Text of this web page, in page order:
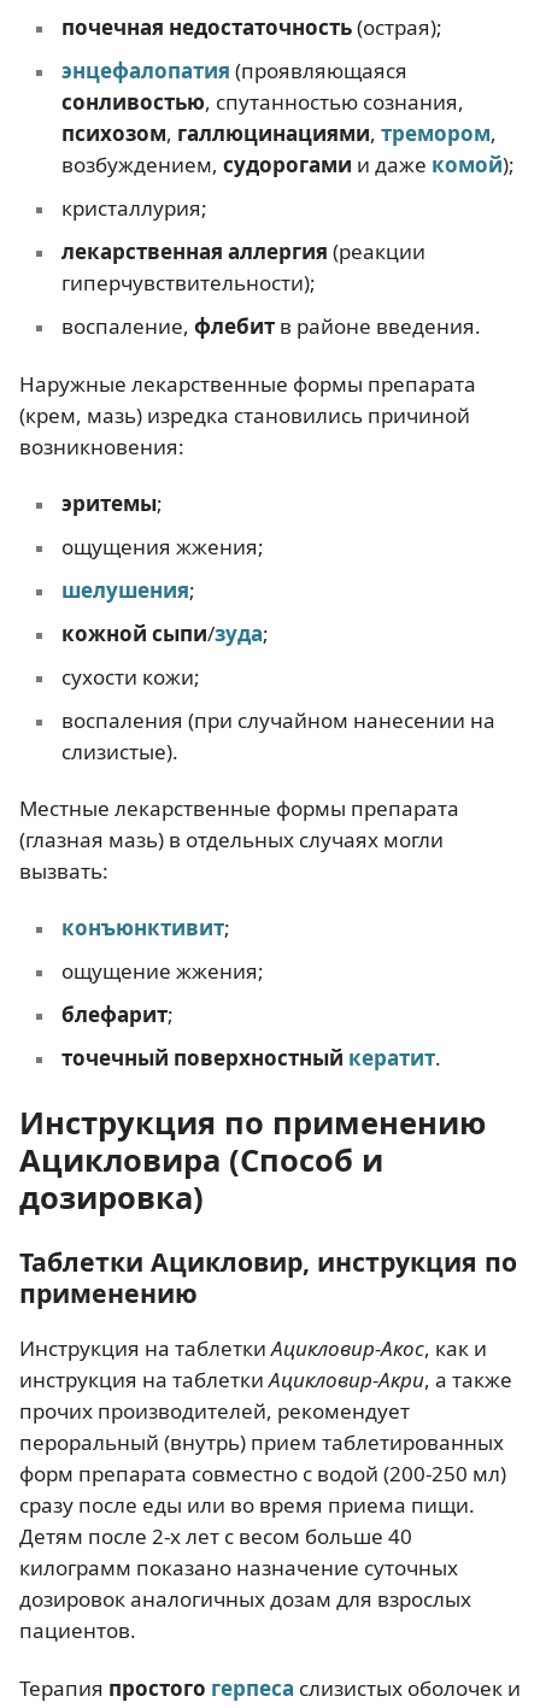
почечная недостаточность(острая);
энцефалопатия (проявляющаяся
сонливостью, спутанностью сознания,
психозом, галлюцинациями, тремором,
возбуждением, судорогами и даже комой);
кристаллурия;
лекарственная аллергия (реакции
гиперчувствительности);
воспаление, флебит в районе введения.
Наружные лекарственные формы препарата
(крем, мазь) изредка становились причиной
возникновения:
эритемы;
ощущения жжения;
шелушения;
кожной сыпи/зуда;
сухости кожи;
воспаления (при случайном нанесении на
слизистые).
Местные лекарственные формы препарата
(глазная мазь) в отдельных случаях могли
вызвать:
конъюнктивит;
ощущение жжения;
блефарит;
точечный поверхностный кератит.
Инструкция по применению
Ацикловира (Способ и
дозировка)
Таблетки Ацикловир, инструкция по
применению
Инструкция на таблеткиАцикловир-Акос, как и
инструкция на таблеткиАцикловир-Акри, а также
прочих производителей, рекомендует
пероральный (внутрь) прием таблетированных
форм препарата совместно с водой (200-250 мл)
сразу после еды или во время приема пищи.
Детям после 2-х лет с весом больше 40
килограмм показано назначение суточных
дозировок аналогичных дозам для взрослых
пациентов.
Терапия простого герпеса слизистых оболочек и